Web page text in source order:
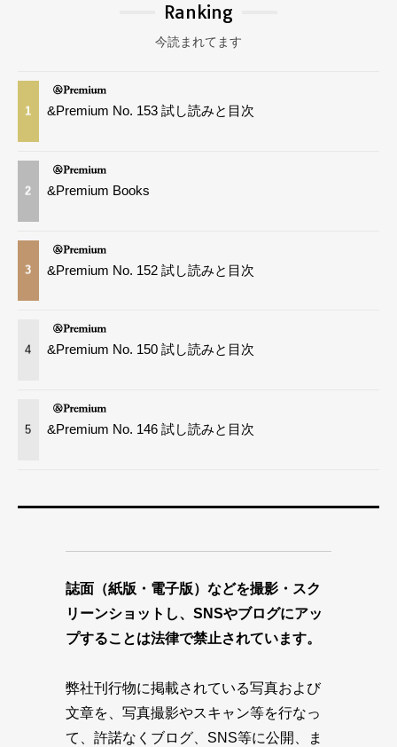
Ranking
今読まれてます
1 &Premium No. 153 試し読みと目次
2 &Premium Books
3 &Premium No. 152 試し読みと目次
4 &Premium No. 150 試し読みと目次
5 &Premium No. 146 試し読みと目次
誌面（紙版・電子版）などを撮影・スク
リーンショットし、SNSやブログにアッ
プすることは法律で禁止されています。
弊社刊行物に掲載されている写真および
文章を、写真撮影やスキャン等を行なっ
て、許諾なくブログ、SNS等に公開、ま